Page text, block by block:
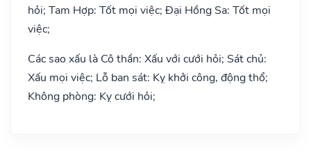
hỏi; Tam Hợp: Tốt mọi việc; Đại Hồng Sa: Tốt mọi
việc;
Các sao xấu là Cô thần: Xấu với cưới hỏi; Sát chủ:
Xấu mọi việc; Lỗ ban sát: Kỵ khởi công, động thổ;
Không phòng: Kỵ cưới hỏi;